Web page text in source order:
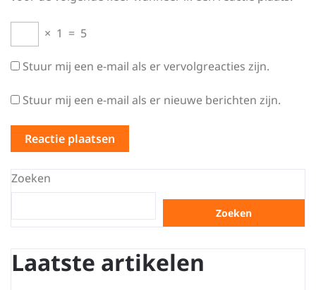
× 1 = 5
Stuur mij een e-mail als er vervolgreacties zijn.
Stuur mij een e-mail als er nieuwe berichten zijn.
Zoeken
Zoeken
Laatste artikelen